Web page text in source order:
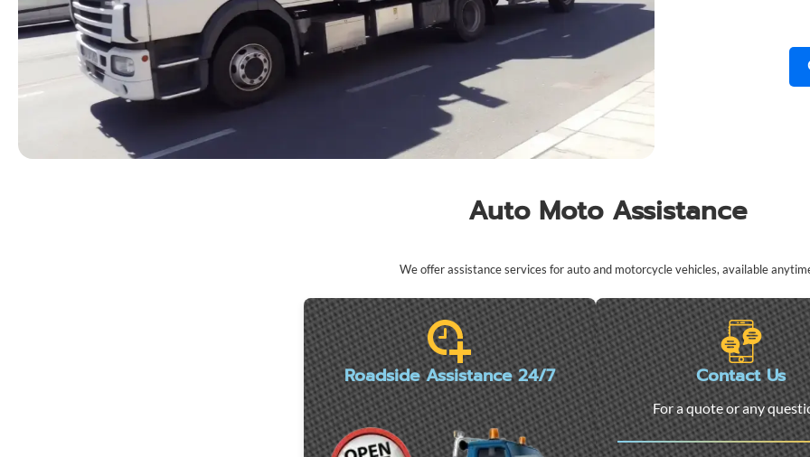
Auto Moto Assistance
We offer assistance services for auto and motorcycle vehicles, available
Roadside Assistance 24/7 Contact Us
For a quote or any